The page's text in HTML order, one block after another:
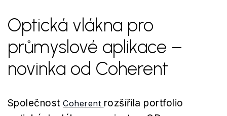
Optická vlákna pro
průmyslové aplikace –
novinka od Coherent
SpolečnostCoherent rozšířila portfolio